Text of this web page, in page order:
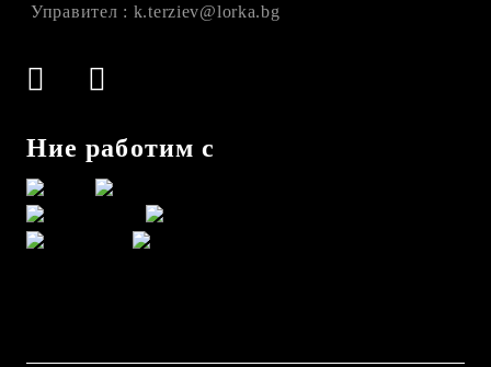
Управител : k.terziev@lorka.bg
Ние работим с